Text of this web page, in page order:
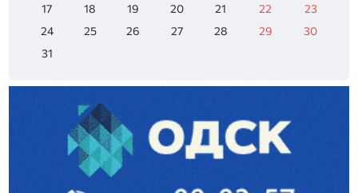
17
18 19 20 21 22
23
24
25 26 27 28 29
30
31